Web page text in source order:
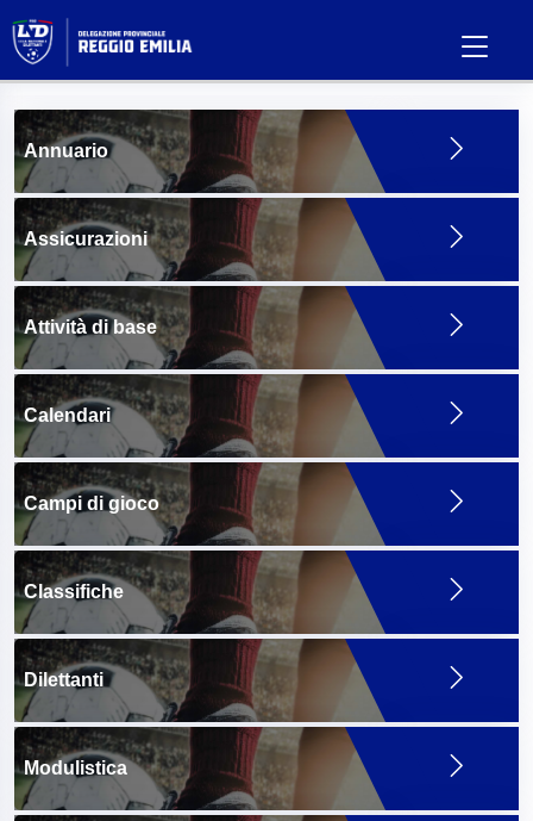
Annuario
Assicurazioni
Attività di base
Calendari
Campi di gioco
Classifiche
Dilettanti
Modulistica